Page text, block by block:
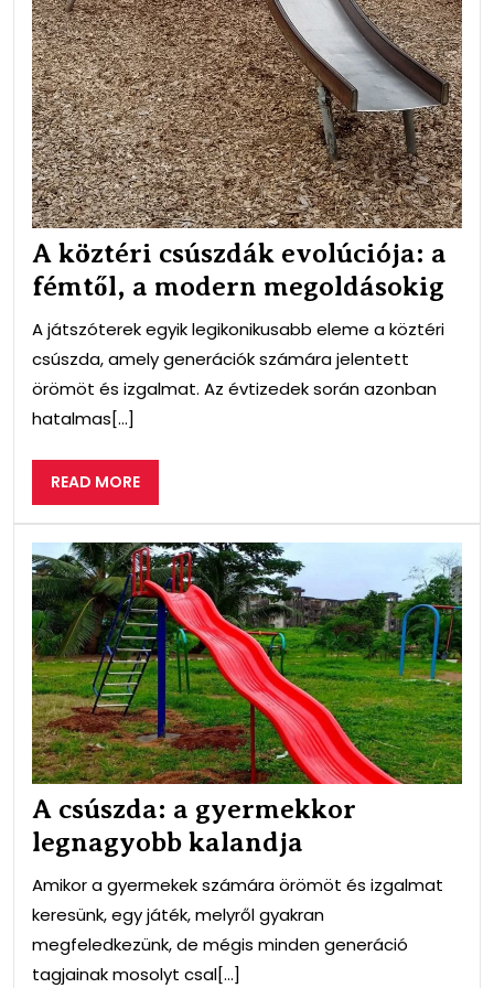
A köztéri csúszdák evolúciója: a
fémtől, a modern megoldásokig
A játszóterek egyik legikonikusabb eleme a köztéri
csúszda, amely generációk számára jelentett
örömöt és izgalmat. Az évtizedek során azonban
hatalmas[...]
READ MOREREAD
MORE
A
a
A csúszda: a gyermekkor
legnagyobb kalandja
Amikor a gyermekek számára örömöt és izgalmat
keresünk, egy játék, melyről gyakran
megfeledkezünk, de mégis minden generáció
tagjainak mosolyt csal[...]